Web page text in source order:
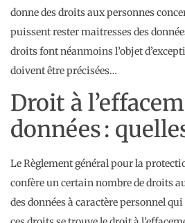
donne des droits aux personnes
puissent rester maitresses des
droits font néanmoins l’objet
doivent être précisées…
Droit à
données :
Le Règlement général pour la
confère un certain nombre de droits
des données à caractère personnel